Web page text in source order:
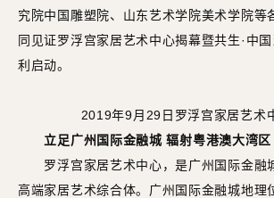
究院中国雕塑院、山东艺术学院美术学院等
同见证罗浮宫家居艺术中心揭幕暨共生·中
利启动。
2019年9月29日罗浮宫家居艺术
立足广州国际金融城 辐射粤港澳大湾区
罗浮宫家居艺术中心，是广州国际金融
高端家居艺术综合体。广州国际金融城地理